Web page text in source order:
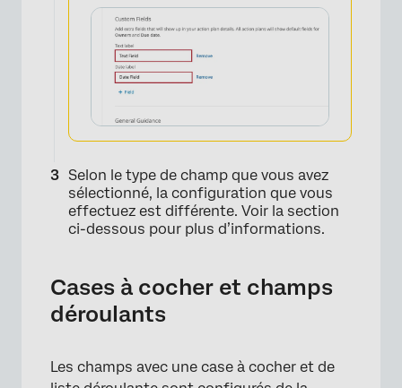
Selon le type de champ que vous avez
sélectionné, la configuration que vous
effectuez est différente. Voir la section
ci-dessous pour plus d’informations.
Cases à cocher et champs
déroulants
Les champs avec une case à cocher et de